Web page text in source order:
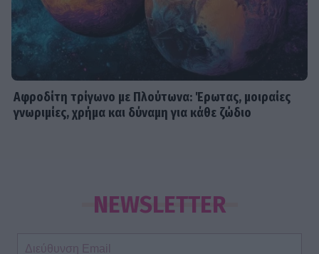
Αφροδίτη τρίγωνο με Πλούτωνα: Έρωτας, μοιραίες
γνωριμίες, χρήμα και δύναμη για κάθε ζώδιο
NEWSLETTER